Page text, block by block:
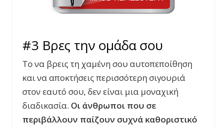
#3 Βρες την ομάδα σου
Το να βρεις τη χαμένη σου αυτοπεποίθηση
και να αποκτήσεις περισσότερη σιγουριά
στον εαυτό σου, δεν είναι μια μοναχική
διαδικασία. Οι άνθρωποι που σε
περιβάλλουν παίζουν συχνά καθοριστικό